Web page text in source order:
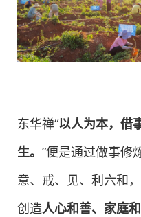
东华禅“以人为本，借
生。 ”便是通过做事修
意、戒、见、利六和
创造人心和善、家庭